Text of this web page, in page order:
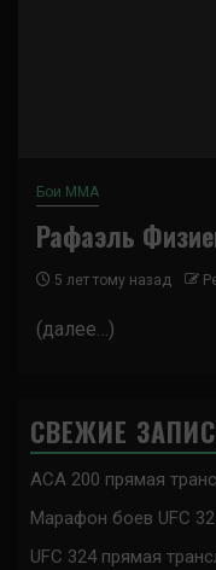
Бои ММА
Рафаэль
5 лет тому назад
(далее…)
СВЕЖИЕ
ACA 200 прямая
Марафон боев UFC
UFC 324 прямая